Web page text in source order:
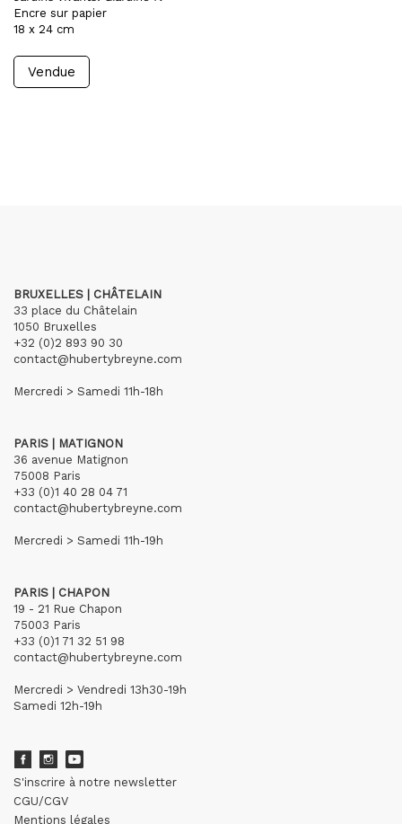
Encre sur papier
18 x 24 cm
Vendue
BRUXELLES | CHÂTELAIN
33 place du Châtelain
1050 Bruxelles
+32 (0)2 893 90 30
contact@hubertybreyne.com
Mercredi > Samedi 11h-18h
PARIS | MATIGNON
36 avenue Matignon
75008 Paris
+33 (0)1 40 28 04 71
contact@hubertybreyne.com
Mercredi > Samedi 11h-19h
PARIS | CHAPON
19 - 21 Rue Chapon
75003 Paris
+33 (0)1 71 32 51 98
contact@hubertybreyne.com
Mercredi > Vendredi 13h30-19h
Samedi 12h-19h
S'inscrire à notre newsletter
CGU/CGV
Mentions légales